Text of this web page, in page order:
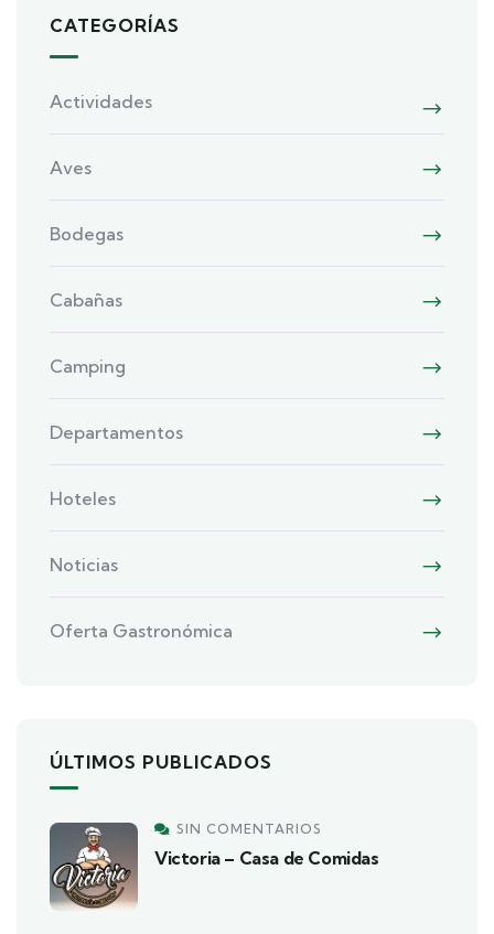
CATEGORÍAS
Actividades
Aves
Bodegas
Cabañas
Camping
Departamentos
Hoteles
Noticias
Oferta Gastronómica
ÚLTIMOS PUBLICADOS
SIN COMENTARIOS
Victoria – Casa de Comidas